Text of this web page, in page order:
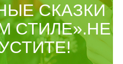
СКАЗКИ
СТИЛЕ».НЕ